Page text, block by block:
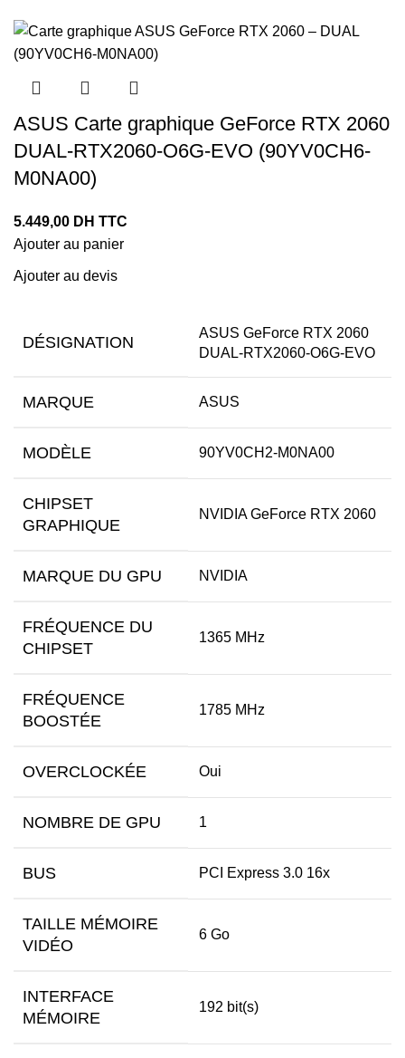
ASUS Carte graphique GeForce RTX 2060
DUAL-RTX2060-O6G-EVO (90YV0CH6-
M0NA00)
5.449,00 DH TTC
Ajouter au panier
Ajouter au devis
DÉSIGNATION
ASUS GeForce RTX 2060
DUAL-RTX2060-O6G-EVO
MARQUE ASUS
MODÈLE 90YV0CH2-M0NA00
CHIPSET
GRAPHIQUE
NVIDIA GeForce RTX 2060
MARQUE DU GPU NVIDIA
FRÉQUENCE DU
CHIPSET
1365 MHz
FRÉQUENCE
BOOSTÉE
1785 MHz
OVERCLOCKÉE Oui
NOMBRE DE GPU 1
BUS PCI Express 3.0 16x
TAILLE MÉMOIRE
VIDÉO
6 Go
INTERFACE
MÉMOIRE
192 bit(s)